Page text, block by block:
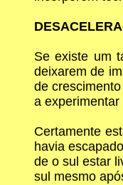
Se existe um
deixarem de
de
a
Certamente
havia
de o sul estar
sul mesmo